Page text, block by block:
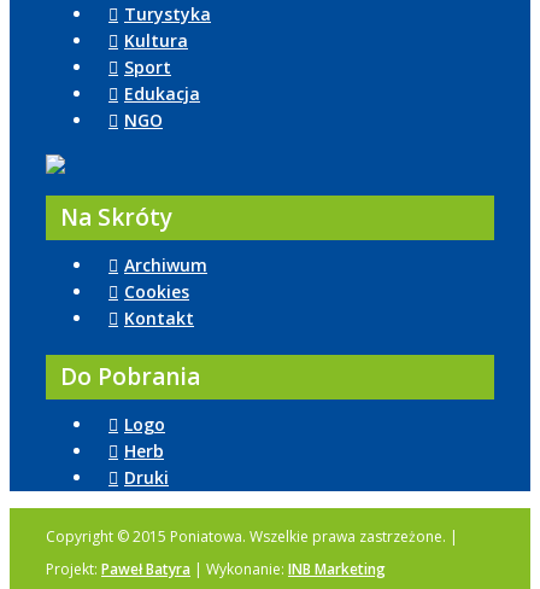
Turystyka
Kultura
Sport
Edukacja
NGO
Na Skróty
Archiwum
Cookies
Kontakt
Do Pobrania
Logo
Herb
Druki
Copyright © 2015 Poniatowa. Wszelkie prawa zastrzeżone. |
Projekt: Paweł Batyra | Wykonanie: INB Marketing